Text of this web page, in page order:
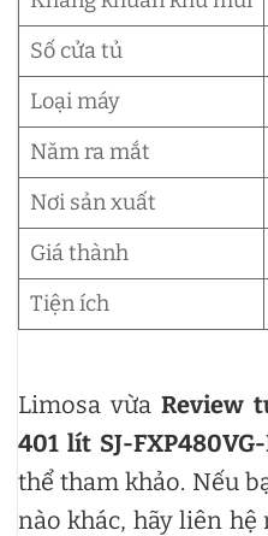
Số cửa tủ
Loại máy
Năm ra mắt
Nơi sản xuất
Giá thành
Tiện ích
Limosa vừa Review
401 lít SJ-
thể tham khảo. Nếu
nào khác, hãy liên hệ